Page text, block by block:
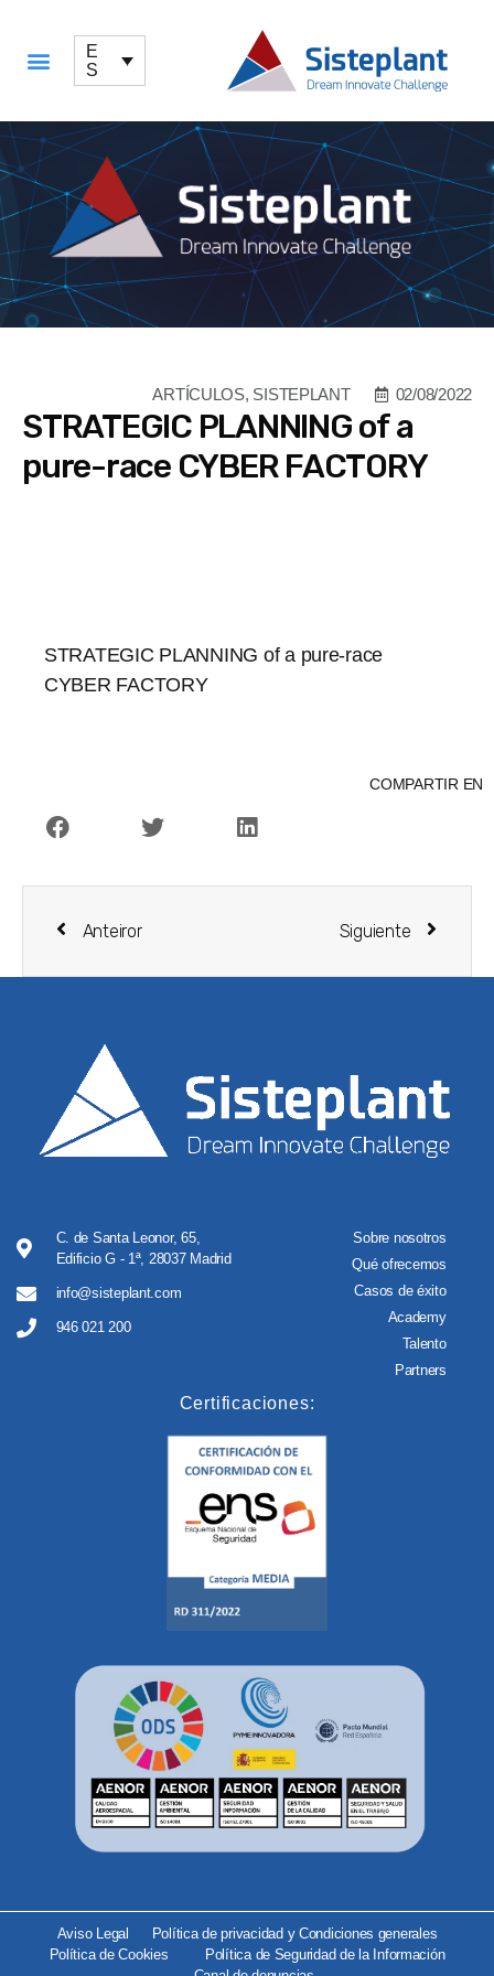
E
S
ARTÍCULOS, SISTEPLANT 02/08/2022
STRATEGIC PLANNING of a
pure-race CYBER FACTORY
STRATEGIC PLANNING of a pure-race
CYBER FACTORY
COMPARTIR EN
Anteiror Siguiente
C. de Santa Leonor, 65,
Edificio G - 1ª, 28037 Madrid
info@sisteplant.com
946 021 200
Sobre nosotros
Qué ofrecemos
Casos de éxito
Academy
Talento
Partners
Certificaciones:
Aviso Legal
Política de privacidad y Condiciones generales
Política de Cookies
Política de Seguridad de la Información